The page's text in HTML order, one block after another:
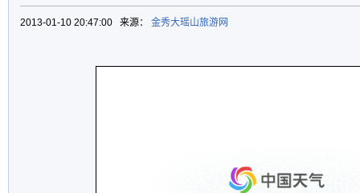
2013-01-10 20:47:00 来源： 金秀大瑶山旅游网